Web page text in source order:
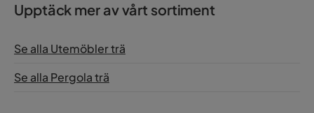
Upptäck mer av vårt sortiment
Se alla Utemöbler trä
Se alla Pergola trä